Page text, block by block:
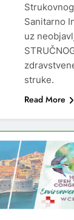
Sanitarno
uz
struke.
Read More